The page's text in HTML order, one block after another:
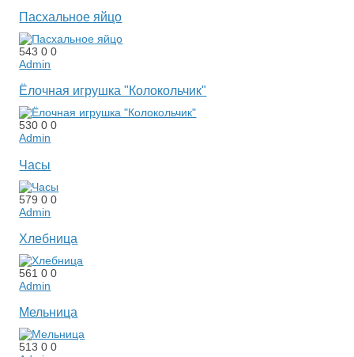
Пасхальное яйцо
54300
Admin
Ёлочная игрушка "Колокольчик"
53000
Admin
Часы
57900
Admin
Хлебница
56100
Admin
Мельница
51300